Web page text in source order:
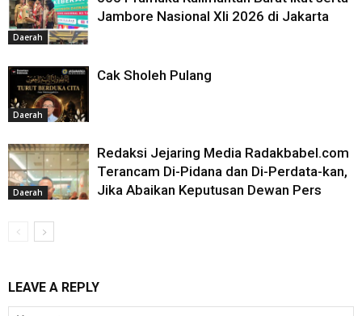
Daerah
Jambore Nasional XIi 2026 di Jakarta
Daerah
Cak Sholeh Pulang
Daerah
Redaksi Jejaring Media Radakbabel.com
Terancam Di-Pidana dan Di-Perdata-kan,
Jika Abaikan Keputusan Dewan Pers
LEAVE A REPLY